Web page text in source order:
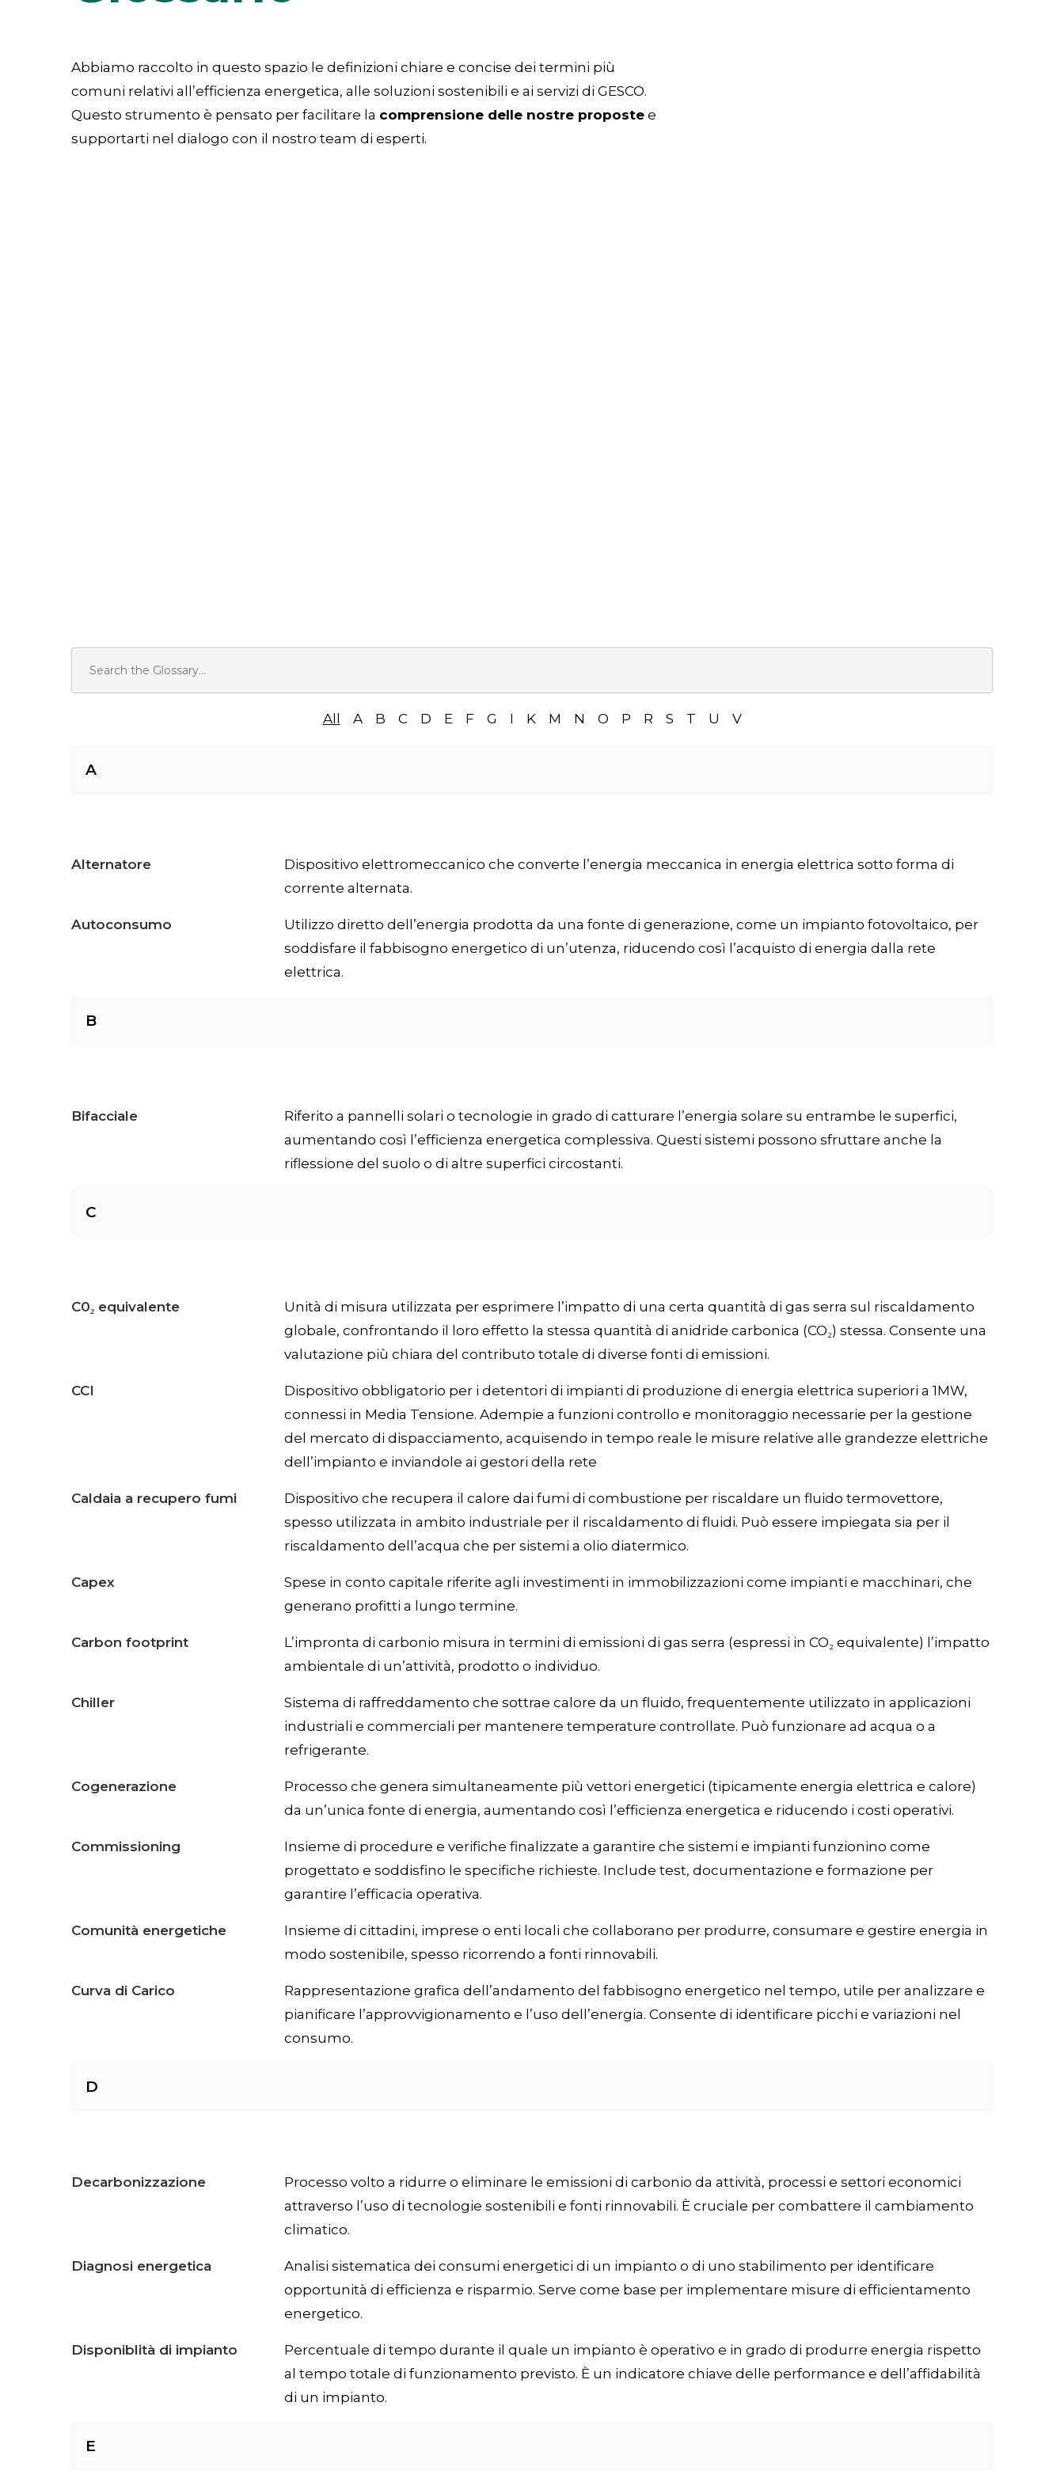
Abbiamo raccolto in questo spazio le definizioni chiare e concise dei termini più
comuni relativi all’efficienza energetica, alle soluzioni sostenibili e ai servizi di GESCO.
Questo strumento è pensato per facilitare la comprensione delle nostre proposte e
supportarti nel dialogo con il nostro team di esperti.
All A B C D E F G I K M N O P R S T U V
A
Alternatore
Dispositivo elettromeccanico che converte l’energia meccanica in energia elettrica sotto forma di
corrente alternata.
Autoconsumo
Utilizzo diretto dell’energia prodotta da una fonte di generazione, come un impianto fotovoltaico, per
soddisfare il fabbisogno energetico di un’utenza, riducendo così l’acquisto di energia dalla rete
elettrica.
B
Bifacciale
Riferito a pannelli solari o tecnologie in grado di catturare l’energia solare su entrambe le superfici,
aumentando così l’efficienza energetica complessiva. Questi sistemi possono sfruttare anche la
riflessione del suolo o di altre superfici circostanti.
C
C0₂ equivalente
Unità di misura utilizzata per esprimere l’impatto di una certa quantità di gas serra sul riscaldamento
globale, confrontando il loro effetto la stessa quantità di anidride carbonica (CO₂) stessa. Consente una
valutazione più chiara del contributo totale di diverse fonti di emissioni.
CCI
Dispositivo obbligatorio per i detentori di impianti di produzione di energia elettrica superiori a 1MW,
connessi in Media Tensione. Adempie a funzioni controllo e monitoraggio necessarie per la gestione
del mercato di dispacciamento, acquisendo in tempo reale le misure relative alle grandezze elettriche
dell’impianto e inviandole ai gestori della rete
Caldaia a recupero fumi
Dispositivo che recupera il calore dai fumi di combustione per riscaldare un fluido termovettore,
spesso utilizzata in ambito industriale per il riscaldamento di fluidi. Può essere impiegata sia per il
riscaldamento dell’acqua che per sistemi a olio diatermico.
Capex
Spese in conto capitale riferite agli investimenti in immobilizzazioni come impianti e macchinari, che
generano profitti a lungo termine.
Carbon footprint
L’impronta di carbonio misura in termini di emissioni di gas serra (espressi in CO₂ equivalente) l’impatto
ambientale di un’attività, prodotto o individuo.
Chiller
Sistema di raffreddamento che sottrae calore da un fluido, frequentemente utilizzato in applicazioni
industriali e commerciali per mantenere temperature controllate. Può funzionare ad acqua o a
refrigerante.
Cogenerazione
Processo che genera simultaneamente più vettori energetici (tipicamente energia elettrica e calore)
da un’unica fonte di energia, aumentando così l’efficienza energetica e riducendo i costi operativi.
Commissioning
Insieme di procedure e verifiche finalizzate a garantire che sistemi e impianti funzionino come
progettato e soddisfino le specifiche richieste. Include test, documentazione e formazione per
garantire l’efficacia operativa.
Comunità energetiche
Insieme di cittadini, imprese o enti locali che collaborano per produrre, consumare e gestire energia in
modo sostenibile, spesso ricorrendo a fonti rinnovabili.
Curva di Carico
Rappresentazione grafica dell’andamento del fabbisogno energetico nel tempo, utile per analizzare e
pianificare l’approvvigionamento e l’uso dell’energia. Consente di identificare picchi e variazioni nel
consumo.
D
Decarbonizzazione
Processo volto a ridurre o eliminare le emissioni di carbonio da attività, processi e settori economici
attraverso l’uso di tecnologie sostenibili e fonti rinnovabili. È cruciale per combattere il cambiamento
climatico.
Diagnosi energetica
Analisi sistematica dei consumi energetici di un impianto o di uno stabilimento per identificare
opportunità di efficienza e risparmio. Serve come base per implementare misure di efficientamento
energetico.
Disponiblità di impianto
Percentuale di tempo durante il quale un impianto è operativo e in grado di produrre energia rispetto
al tempo totale di funzionamento previsto. È un indicatore chiave delle performance e dell’affidabilità
di un impianto.
E